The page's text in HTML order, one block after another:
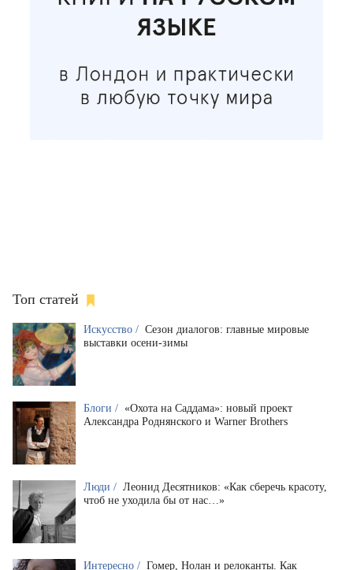
Топ статей
Искусство / Сезон диалогов: главные мировые
выставки осени-зимы
Блоги / «Охота на Саддама»: новый проект
Александра Роднянского и Warner Brothers
Люди / Леонид Десятников: «Как сберечь красоту,
чтоб не уходила бы от нас…»
Интересно / Гомер, Нолан и релоканты. Как